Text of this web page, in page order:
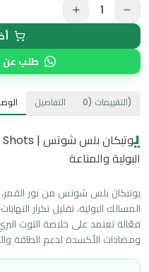
1
طلب عن
التفاصيل التقييمات (
0 )
ي
البولية والمناعة
ومضادات الأكسدة لدعم الطاقة